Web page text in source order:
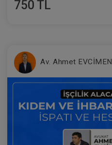
750 TL
Av. Ahmet EVCİMEN